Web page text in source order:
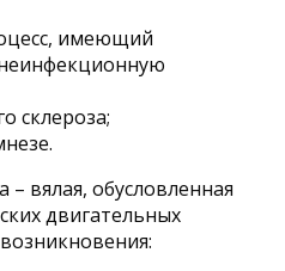
имеющий
склероза;
вялая, обусловленная
двигательных